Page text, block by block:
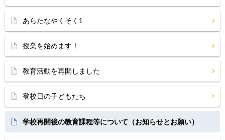
あらたなやくそく1
授業を始めます！
教育活動を再開しました
登校日の子どもたち
学校再開後の教育課程等について（お知らせとお願い）